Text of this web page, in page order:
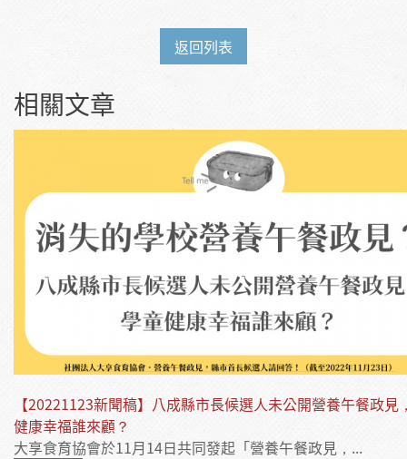
返回列表
相關文章
【20221123新聞稿】八成縣市長候選人未公開營養午餐政見
健康幸福誰來顧？
大享食育協會於11月14日共同發起「營養午餐政見，...